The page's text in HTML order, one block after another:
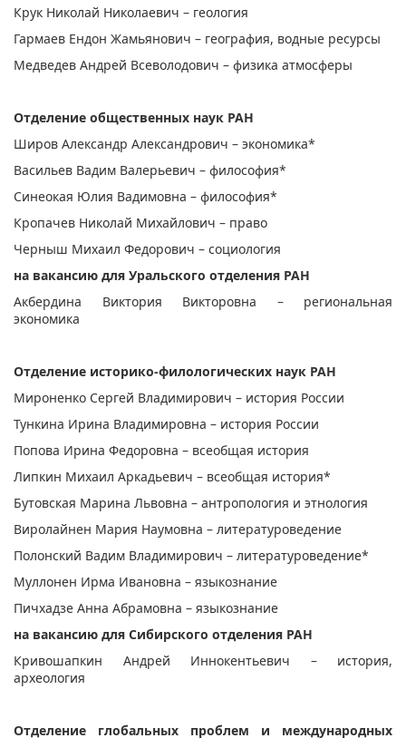
Крук Николай Николаевич – геология
Гармаев Ендон Жамьянович – география, водные ресурсы
Медведев Андрей Всеволодович – физика атмосферы
Отделение общественных наук РАН
Широв Александр Александрович – экономика*
Васильев Вадим Валерьевич – философия*
Синеокая Юлия Вадимовна – философия*
Кропачев Николай Михайлович – право
Черныш Михаил Федорович – социология
на вакансию для Уральского отделения РАН
Акбердина Виктория Викторовна – региональная
экономика
Отделение историко-филологических наук РАН
Мироненко Сергей Владимирович – история России
Тункина Ирина Владимировна – история России
Попова Ирина Федоровна – всеобщая история
Липкин Михаил Аркадьевич – всеобщая история*
Бутовская Марина Львовна – антропология и этнология
Виролайнен Мария Наумовна – литературоведение
Полонский Вадим Владимирович – литературоведение*
Муллонен Ирма Ивановна – языкознание
Пичхадзе Анна Абрамовна – языкознание
на вакансию для Сибирского отделения РАН
Кривошапкин Андрей Иннокентьевич – история,
археология
Отделение глобальных проблем и международных